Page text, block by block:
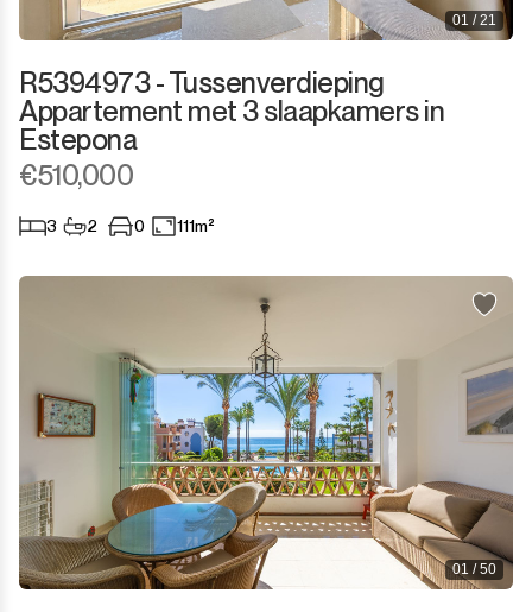
01 / 21
R5394973 - Tussenverdieping
Appartement met 3 slaapkamers in
Estepona
€510,000
3 2 0 111m²
01 / 50